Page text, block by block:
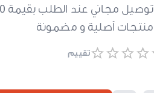
توصيل مجاني عند الطلب بقيمة 50 ألف د.ع بعد تطبيق كود الحسم
منتجات أصلية و مضمونة
تقييم